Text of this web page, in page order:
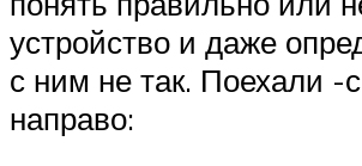
устройство и даже
с ним не так. Поехали -
направо: